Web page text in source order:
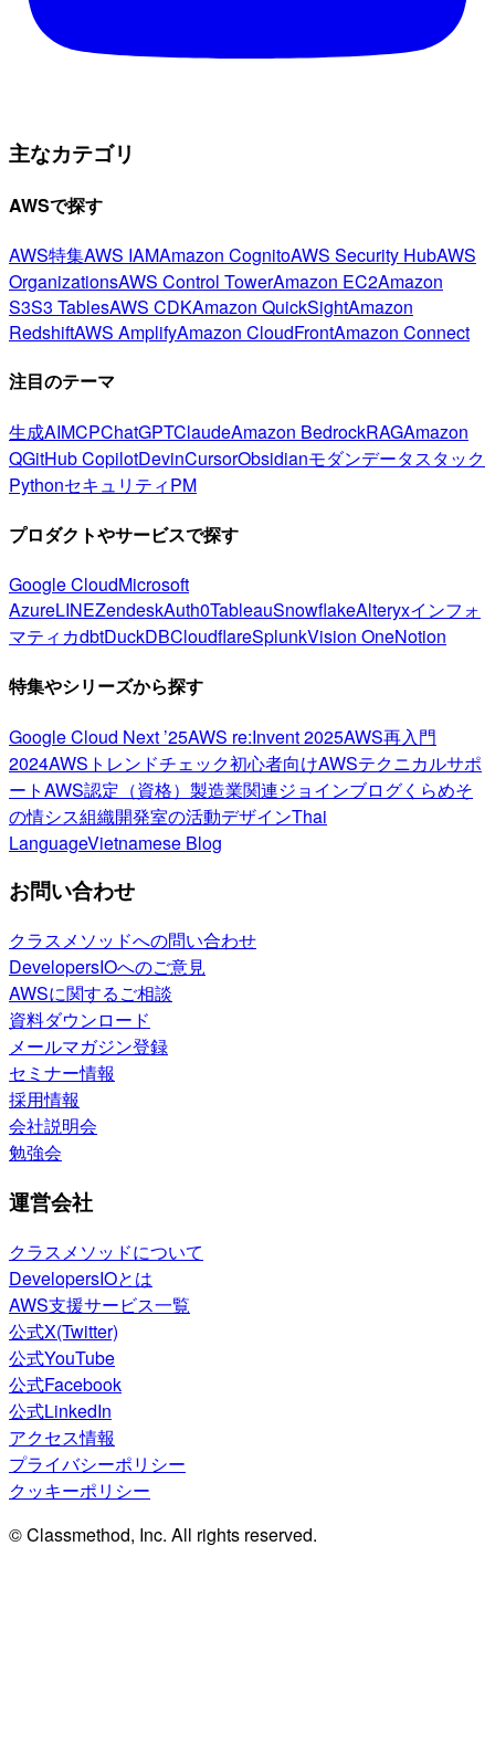
主なカテゴリ
AWSで探す
AWS特集AWS IAMAmazon CognitoAWS Security HubAWS
OrganizationsAWS Control TowerAmazon EC2Amazon
S3S3 TablesAWS CDKAmazon QuickSightAmazon
RedshiftAWS AmplifyAmazon CloudFrontAmazon Connect
注目のテーマ
生成AIMCPChatGPTClaudeAmazon BedrockRAGAmazon
QGitHub CopilotDevinCursorObsidianモダンデータスタック
PythonセキュリティPM
プロダクトやサービスで探す
Google CloudMicrosoft
AzureLINEZendeskAuth0TableauSnowflakeAlteryxインフォ
マティカdbtDuckDBCloudflareSplunkVision OneNotion
特集やシリーズから探す
Google Cloud Next ’25AWS re:Invent 2025AWS再入門
2024AWSトレンドチェック初心者向けAWSテクニカルサポ
ートAWS認定（資格） 製造業関連ジョインブログくらめそ
の情シス組織開発室の活動デザインThai
LanguageVietnamese Blog
お問い合わせ
クラスメソッドへの問い合わせ
DevelopersIOへのご意見
AWSに関するご相談
資料ダウンロード
メールマガジン登録
セミナー情報
採用情報
会社説明会
勉強会
運営会社
クラスメソッドについて
DevelopersIOとは
AWS支援サービス一覧
公式X(Twitter)
公式YouTube
公式Facebook
公式LinkedIn
アクセス情報
プライバシーポリシー
クッキーポリシー
© Classmethod, Inc. All rights reserved.